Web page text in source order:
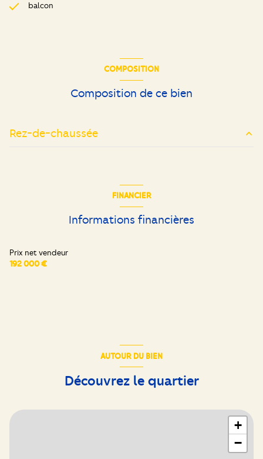
balcon
COMPOSITION
Composition de ce bien
Rez-de-chaussée
chambre
salle de bain
FINANCIER
Informations financières
Prix net vendeur
192 000 €
AUTOUR DU BIEN
Découvrez le quartier
+
−